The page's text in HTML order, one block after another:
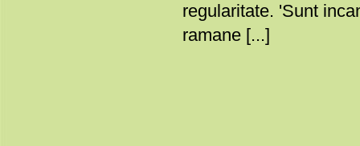
regularitate. 'Sunt
ramane [...]